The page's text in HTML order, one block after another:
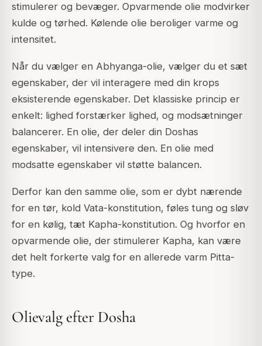
stimulerer og bevæger. Opvarmende olie modvirker
kulde og tørhed. Kølende olie beroliger varme og
intensitet.
Når du vælger en Abhyanga-olie, vælger du et sæt
egenskaber, der vil interagere med din krops
eksisterende egenskaber. Det klassiske princip er
enkelt: lighed forstærker lighed, og modsætninger
balancerer. En olie, der deler din Doshas
egenskaber, vil intensivere den. En olie med
modsatte egenskaber vil støtte balancen.
Derfor kan den samme olie, som er dybt nærende
for en tør, kold Vata-konstitution, føles tung og sløv
for en kølig, tæt Kapha-konstitution. Og hvorfor en
opvarmende olie, der stimulerer Kapha, kan være
det helt forkerte valg for en allerede varm Pitta-
type.
Olievalg efter Dosha